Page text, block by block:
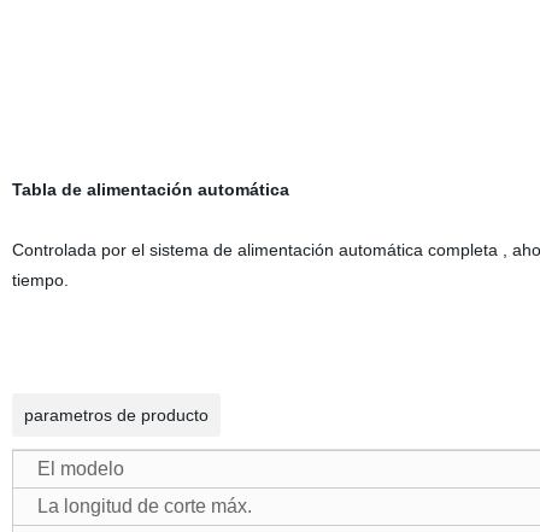
Tabla de alimentación automática
Controlada por el sistema de alimentación automática completa ,
tiempo.
parametros de producto
El modelo
La longitud de corte máx.